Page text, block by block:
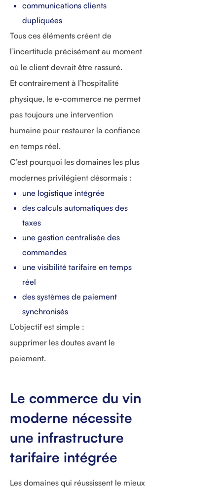
communications clients
dupliquées
Tous ces éléments créent de
l’incertitude précisément au moment
où le client devrait être rassuré.
Et contrairement à l’hospitalité
physique, le e-commerce ne permet
pas toujours une intervention
humaine pour restaurer la confiance
en temps réel.
C’est pourquoi les domaines les plus
modernes privilégient désormais :
une logistique intégrée
des calculs automatiques des
taxes
une gestion centralisée des
commandes
une visibilité tarifaire en temps
réel
des systèmes de paiement
synchronisés
L’objectif est simple :
supprimer les doutes avant le
paiement.
Le commerce du vin
moderne nécessite
une infrastructure
tarifaire intégrée
Les domaines qui réussissent le mieux